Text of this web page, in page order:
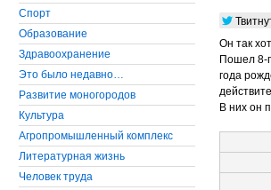
Cпорт
Образование
Здравоохранение
Это было недавно…
Развитие моногородов
Культура
Агропромышленный комплекс
Литературная жизнь
Человек труда
Он так
Пошел 8-
года
В них он